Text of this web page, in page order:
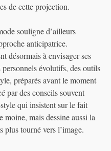
de cette projection.
souligne d’ailleurs
anticipatrice.
désormais à envisager ses
évolutifs, des outils
préparés avant le moment
par des conseils souvent
qui insistent sur le fait
moine, mais dessine aussi la
plus tourné vers l’image.